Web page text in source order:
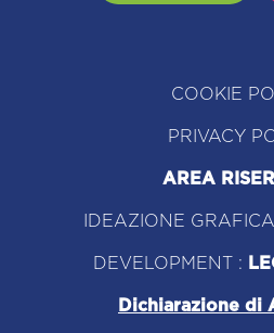
COOKIE
PRIVACY
AREA
IDEAZIONE
DEVELOPMENT :
Dichiarazione di